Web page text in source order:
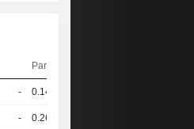
Parité
- 0.145
- 0.269